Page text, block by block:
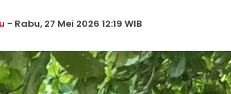
- Rabu, 27 Mei 2026 12:19 WIB